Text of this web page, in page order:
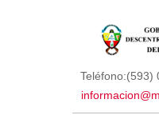
Teléfono:(593)
Sidebar Menu